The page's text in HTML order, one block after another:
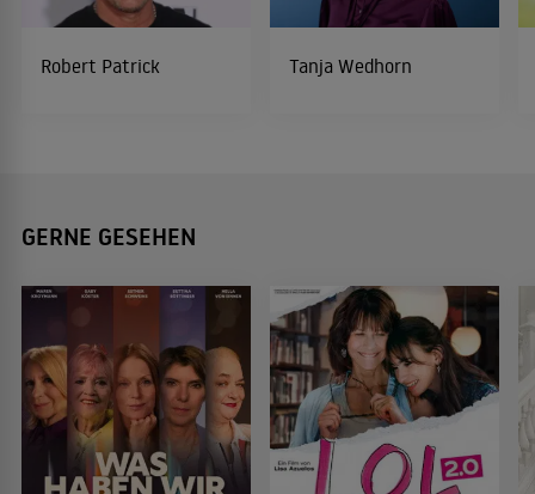
Robert Patrick Tanja Wedhorn
GERNE GESEHEN